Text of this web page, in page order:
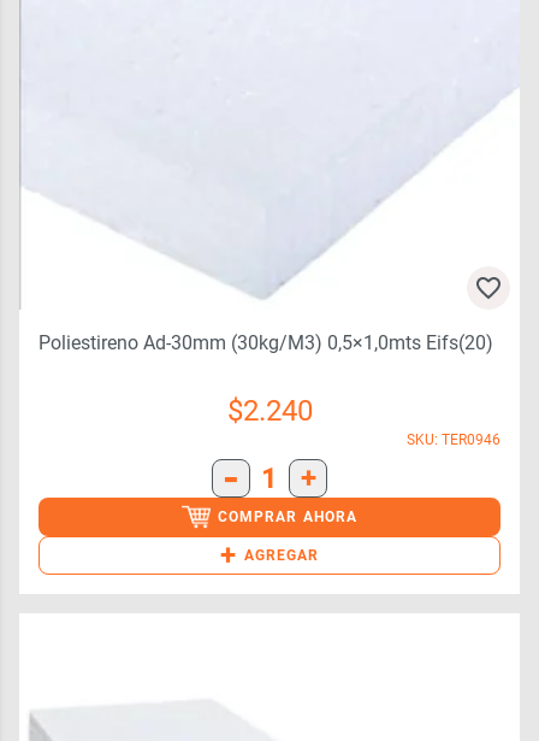
Poliestireno Ad-30mm (30kg/m3) 0,5×1,0mts Eifs(20)
$2.240
SKU: TER0946
- 1 +
COMPRAR AHORA
+ AGREGAR